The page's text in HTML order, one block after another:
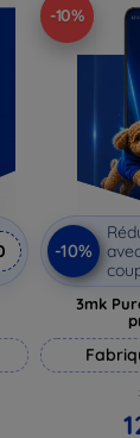
-10%
-10%
3mk